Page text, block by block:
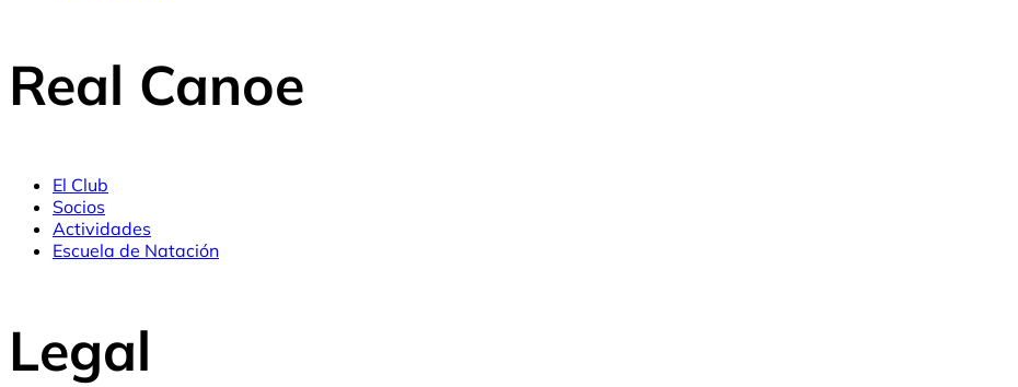
Real Canoe
El Club
Socios
Actividades
Escuela de Natación
Legal